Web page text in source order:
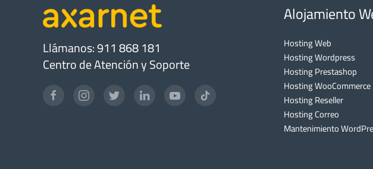
Llámanos: 911 868 181
Centro de Atención y Soporte
Alojamiento
Hosting Web
Hosting Wordpress
Hosting Prestashop
Hosting WooCommerce
Hosting Reseller
Hosting Correo
Mantenimiento